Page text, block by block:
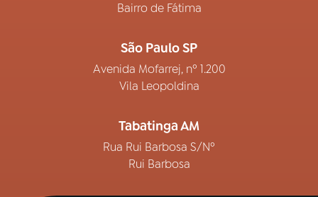
Bairro de Fátima
São Paulo SP
Avenida Mofarrej, nº 1.200
Vila Leopoldina
Tabatinga AM
Rua Rui Barbosa S/Nº
Rui Barbosa